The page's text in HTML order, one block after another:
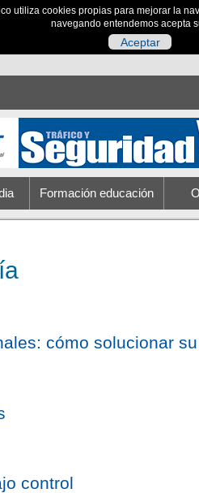
utiliza cookies propias para mejorar la
navegando entendemos acepta
Aceptar
Formación educación
cómo solucionar
control